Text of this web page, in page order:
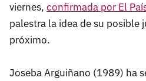
viernes, confirmada por El
palestra la idea de su
próximo.
Joseba Arguiñano (1989) ha